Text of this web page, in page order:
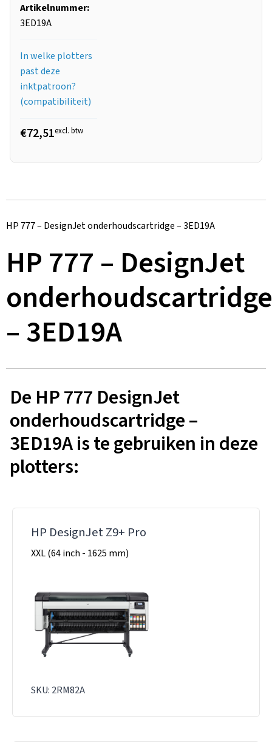
Artikelnummer:
3ED19A
In welke plotters
past deze
inktpatroon?
(compatibiliteit)
€72,51excl. btw
HP 777 – DesignJet onderhoudscartridge – 3ED19A
HP 777 – DesignJet
onderhoudscartridge
– 3ED19A
De HP 777 DesignJet
onderhoudscartridge –
3ED19A is te gebruiken in deze
plotters:
HP DesignJet Z9+ Pro
XXL (64 inch - 1625 mm)
SKU: 2RM82A